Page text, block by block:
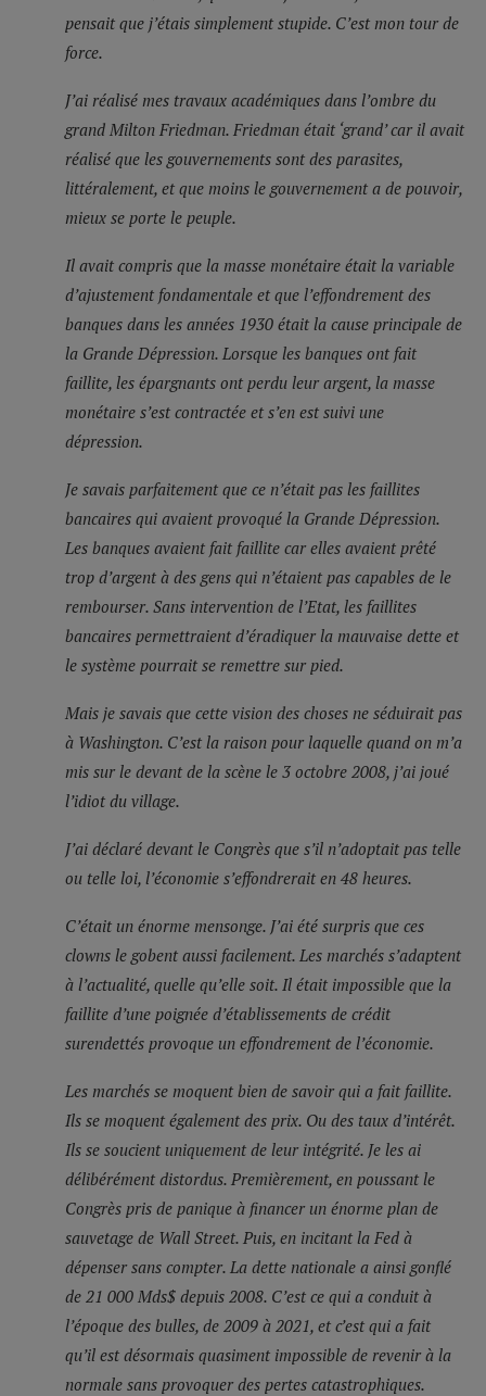
pensait que j’étais simplement stupide. C’est mon tour de
force.
J’ai réalisé mes travaux académiques dans l’ombre du
grand Milton Friedman. Friedman était ‘grand’ car il avait
réalisé que les gouvernements sont des parasites,
littéralement, et que moins le gouvernement a de pouvoir,
mieux se porte le peuple.
Il avait compris que la masse monétaire était la variable
d’ajustement fondamentale et que l’effondrement des
banques dans les années 1930 était la cause principale de
la Grande Dépression. Lorsque les banques ont fait
faillite, les épargnants ont perdu leur argent, la masse
monétaire s’est contractée et s’en est suivi une
dépression.
Je savais parfaitement que ce n’était pas les faillites
bancaires qui avaient provoqué la Grande Dépression.
Les banques avaient fait faillite car elles avaient prêté
trop d’argent à des gens qui n’étaient pas capables de le
rembourser. Sans intervention de l’Etat, les faillites
bancaires permettraient d’éradiquer la mauvaise dette et
le système pourrait se remettre sur pied.
Mais je savais que cette vision des choses ne séduirait pas
à Washington. C’est la raison pour laquelle quand on m’a
mis sur le devant de la scène le 3 octobre 2008, j’ai joué
l’idiot du village.
J’ai déclaré devant le Congrès que s’il n’adoptait pas telle
ou telle loi, l’économie s’effondrerait en 48 heures.
C’était un énorme mensonge. J’ai été surpris que ces
clowns le gobent aussi facilement. Les marchés s’adaptent
à l’actualité, quelle qu’elle soit. Il était impossible que la
faillite d’une poignée d’établissements de crédit
surendettés provoque un effondrement de l’économie.
Les marchés se moquent bien de savoir qui a fait faillite.
Ils se moquent également des prix. Ou des taux d’intérêt.
Ils se soucient uniquement de leur intégrité. Je les ai
délibérément distordus. Premièrement, en poussant le
Congrès pris de panique à financer un énorme plan de
sauvetage de Wall Street. Puis, en incitant la Fed à
dépenser sans compter. La dette nationale a ainsi gonflé
de 21 000 Mds$ depuis 2008. C’est ce qui a conduit à
l’époque des bulles, de 2009 à 2021, et c’est qui a fait
qu’il est désormais quasiment impossible de revenir à la
normale sans provoquer des pertes catastrophiques.